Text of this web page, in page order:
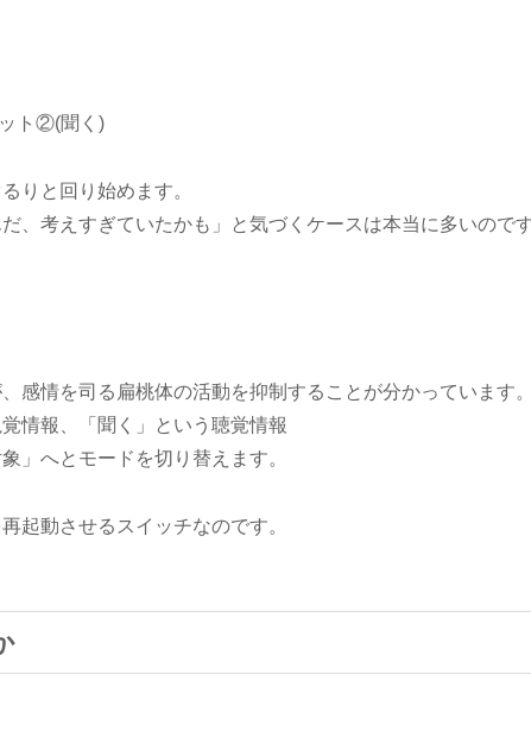
ト②(聞く)
りと回り始めます。
、考えすぎていたかも」と気づくケースは本当に多いので
感情を司る扁桃体の活動を抑制することが分かっています
情報、「聞く」という聴覚情報
」へとモードを切り替えます。
起動させるスイッチなのです。